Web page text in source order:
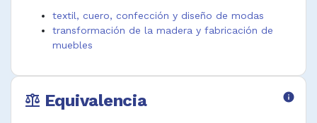
fileteadora de
Operador de
máquina
máquina de
de cuero
coser y bordar
textil, cuero, confección y diseño de modas
transformación de la madera y fabricación de
muebles
balance Equivalencia info